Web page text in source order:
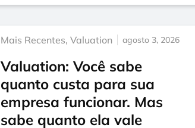
Mais Recentes, Valuation agosto 3, 2026
Valuation: Você sabe
quanto custa para sua
empresa funcionar. Mas
sabe quanto ela vale